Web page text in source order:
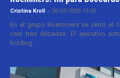
Cristina Kroll - 20/05/2026 13:00
En el grupo Roemmers se cerró el
casi tres décadas. El ejecutivo
holding...